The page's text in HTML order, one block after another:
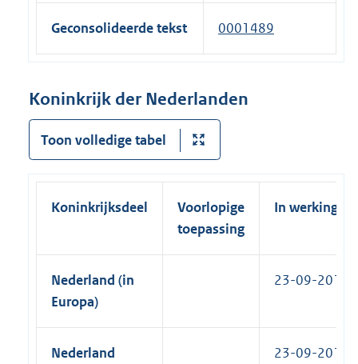
)
n
e
n
)
Geconsolideerde tekst 0001489
Koninkrijk der Nederlanden
Toon volledige tabel
Koninkrijksdeel
Voorlopige
toepassing
In werking
Nederland (in
Europa)
23-09-2017
Nederland
23-09-2017